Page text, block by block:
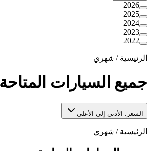
2026
2025
2024
2023
2022
الرئيسية / شهري
جميع السيارات المتاحة
السعر: الأدنى إلى الأعلى
الرئيسية / شهري